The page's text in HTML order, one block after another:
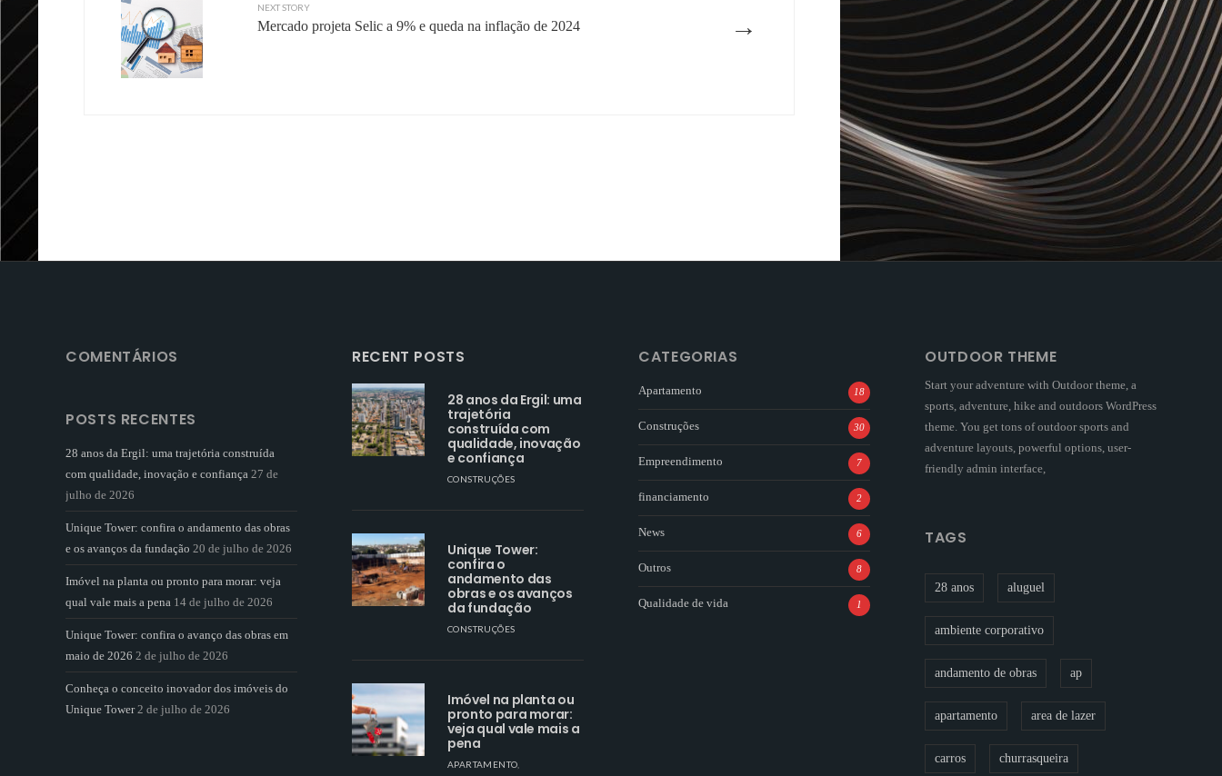
→
NEXT STORY
Mercado projeta Selic a 9% e queda na inflação de 2024
COMENTÁRIOS
POSTS RECENTES
28 anos da Ergil: uma trajetória construída
com qualidade, inovação e confiança 27 de
julho de 2026
Unique Tower: confira o andamento das obras
e os avanços da fundação 20 de julho de 2026
Imóvel na planta ou pronto para morar: veja
qual vale mais a pena 14 de julho de 2026
Unique Tower: confira o avanço das obras em
maio de 2026 2 de julho de 2026
Conheça o conceito inovador dos imóveis do
Unique Tower 2 de julho de 2026
RECENT POSTS
28 anos da Ergil: uma
trajetória
construída com
qualidade, inovação
e confiança
CONSTRUÇÕES
Unique Tower:
confira o
andamento das
obras e os avanços
da fundação
CONSTRUÇÕES
Imóvel na planta ou
pronto para morar:
veja qual vale mais a
pena
APARTAMENTO
CATEGORIAS
Apartamento 18
Construções 30
Empreendimento 7
financiamento 2
News 6
Outros 8
Qualidade de vida 1
OUTDOOR THEME
Start your adventure with Outdoor theme, a
sports, adventure, hike and outdoors WordPress
theme. You get tons of outdoor sports and
adventure layouts, powerful options, user-
friendly admin interface,
TAGS
28 anos aluguel
ambiente corporativo
andamento de obras ap
apartamento area de lazer
carros churrasqueira